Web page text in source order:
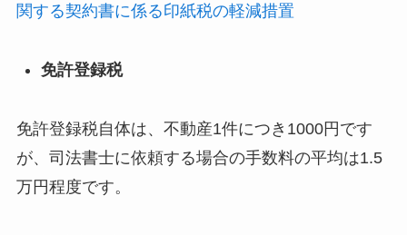
関する契約書に係る印紙税の軽減措置
免許登録税
免許登録税自体は、不動産1件につき1000円です
が、司法書士に依頼する場合の手数料の平均は1.5
万円程度です。